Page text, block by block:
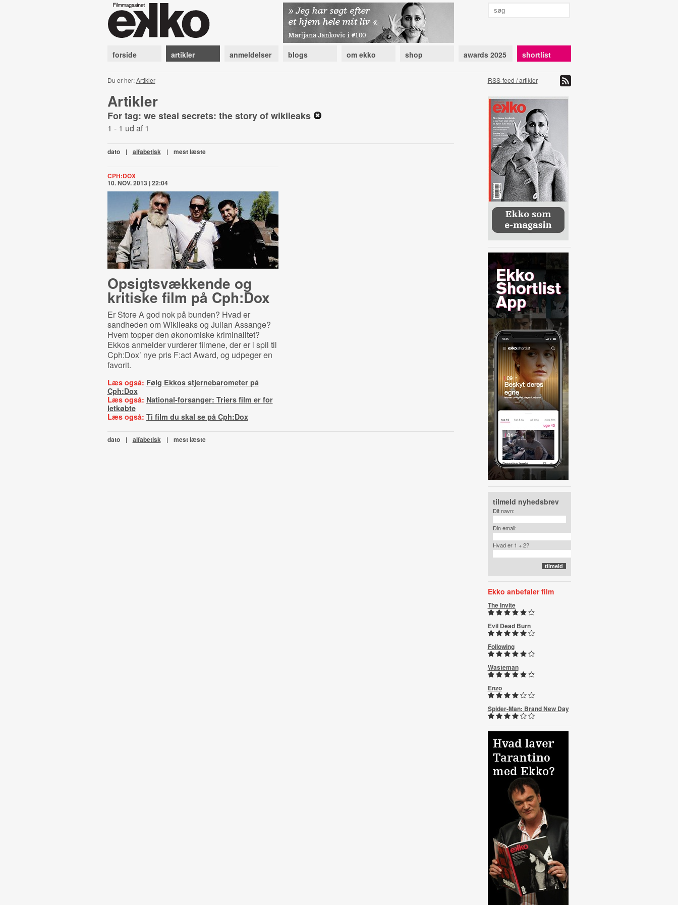
forside artikler anmeldelser blogs om ekko shop awards 2025 shortlist
Du er her:Artikler RSS-feed / artikler
Artikler
For tag: we steal secrets: the story of wikileaks
1 - 1 ud af 1
dato | alfabetisk | mest læste
CPH:DOX
10. NOV. 2013 | 22:04
Op­sigtsvæk­ken­de og
kritiske film på Cph:Dox
Er Store A god nok på bunden? Hvad er
sandheden om Wikileaks og Julian Assange?
Hvem topper den økonomiske kriminalitet?
Ekkos anmelder vurderer filmene, der er i spil til
Cph:Dox’ nye pris F:act Award, og udpeger en
favorit.
Læs også: Følg Ekkos stjernebarometer på
Cph:Dox
Læs også: National-forsanger: Triers film er for
letkøbte
Læs også: Ti film du skal se på Cph:Dox
dato | alfabetisk | mest læste
tilmeld nyhedsbrev
Dit navn:
Din email:
Hvad er 1 + 2?
Ekko anbefaler film
The Invite
Evil Dead Burn
Following
Wasteman
Enzo
Spider-Man: Brand New Day